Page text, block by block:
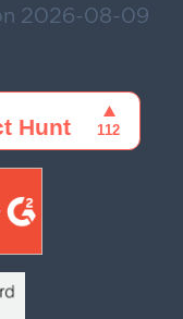
2026-08-09